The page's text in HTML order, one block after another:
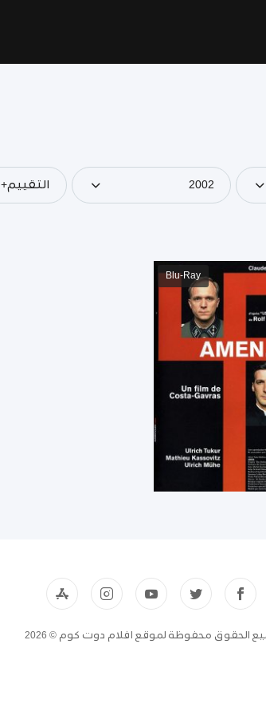
2002 التقييم+
Blu-Ray
الحقوق محفوظة لموقع افلام دوت كوم © 2026